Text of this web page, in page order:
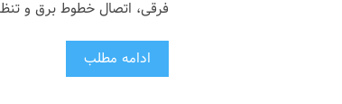
فرقی، اتصال خطوط برق و
ادامه مطلب